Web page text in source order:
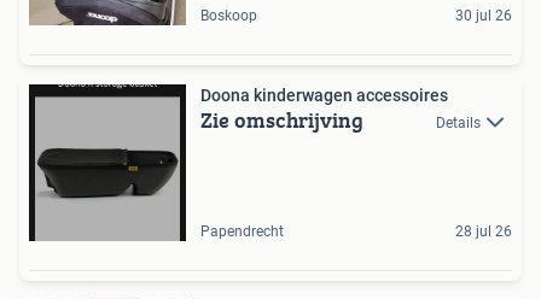
Boskoop 30 jul 26
Doona kinderwagen accessoires
Zie omschrijving Details
Papendrecht 28 jul 26